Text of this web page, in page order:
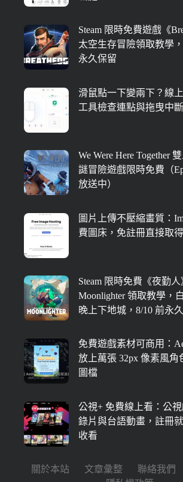
Steam 限時免費遊戲《
太空生存冒險領取教學
永久保留
滑鼠點一下變兩下？線
工具檢查連點與拖曳中斷
We Were Here Together
謎冒險遊戲限時免費（
放送中）
圖片上傳不壓縮畫質：
費圖床，免註冊直接取
Steam 限時免費《夜勤人
Moonlighter 領取教學，
晚上下地城，8/10 前永
免費遊戲素材可商用：
放上萬張 32px 像素風角
圖檔
公視+ 免費線上看：公
錄片與台語動畫，註冊
收看
關於本站 文章彙整 聯絡我們